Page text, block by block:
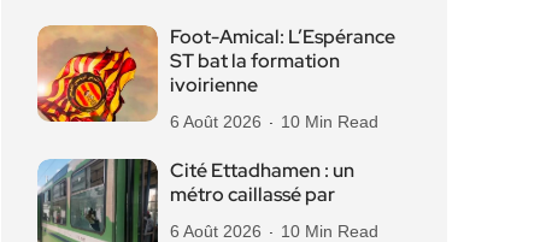
Foot-Amical: L’Espérance
ST bat la formation
ivoirienne
6 Août 2026 10 Min Read
Cité Ettadhamen : un
métro caillassé par
6 Août 2026 10 Min Read